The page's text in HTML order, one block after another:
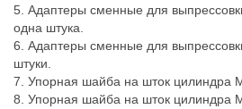
5. Адаптеры сменные для
одна штука.
6. Адаптеры сменные для
штуки.
7. Упорная шайба на шток цилиндра
8. Упорная шайба на шток цилиндра